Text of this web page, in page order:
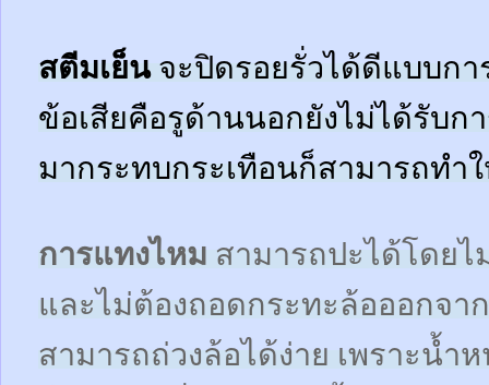
สตีมเย็นจะปิดรอยรั่วได้ดีแบบก
ข้อเสียคือรูด้านนอกยังไม่ได้รับก
มากระทบกระเทือนก็สามารถทำ
การแทงไหม สามารถปะได้โดยไ
และไม่ต้องถอดกระทะล้อออกจา
สามารถถ่วงล้อได้ง่าย เพราะน้ำ